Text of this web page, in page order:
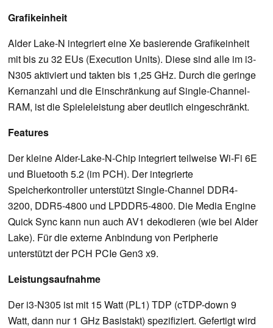
Grafikeinheit
Alder Lake-N integriert eine Xe basierende Grafikeinheit
mit bis zu 32 EUs (Execution Units). Diese sind alle im i3-
N305 aktiviert und takten bis 1,25 GHz. Durch die geringe
Kernanzahl und die Einschränkung auf Single-Channel-
RAM, ist die Spieleleistung aber deutlich eingeschränkt.
Features
Der kleine Alder-Lake-N-Chip integriert teilweise Wi-Fi 6E
und Bluetooth 5.2 (im PCH). Der integrierte
Speicherkontroller unterstützt Single-Channel DDR4-
3200, DDR5-4800 und LPDDR5-4800. Die Media Engine
Quick Sync kann nun auch AV1 dekodieren (wie bei Alder
Lake). Für die externe Anbindung von Peripherie
unterstützt der PCH PCIe Gen3 x9.
Leistungsaufnahme
Der i3-N305 ist mit 15 Watt (PL1) TDP (cTDP-down 9
Watt, dann nur 1 GHz Basistakt) spezifiziert. Gefertigt wird